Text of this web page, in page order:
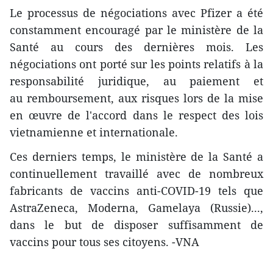
Le processus de négociations avec Pfizer a été
constamment encouragé par le ministère de la
Santé au cours des dernières mois. Les
négociations ont porté sur les points relatifs à la
responsabilité juridique, au paiement et
au remboursement, aux risques lors de la mise
en œuvre de l'accord dans le respect des lois
vietnamienne et internationale.
Ces derniers temps, le ministère de la Santé a
continuellement travaillé avec de nombreux
fabricants de vaccins anti-COVID-19 tels que
AstraZeneca, Moderna, Gamelaya (Russie)...,
dans le but de disposer suffisamment de
vaccins pour tous ses citoyens. -VNA